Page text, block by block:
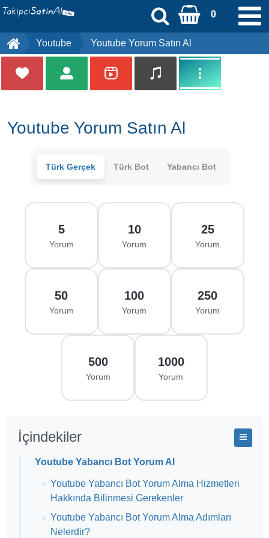
0
Kayıt Ol
Üye Girişi
Ödeme Bildirimi
İletişim
Youtube Youtube Yorum Satın Al
Youtube Yorum Satın Al
Türk Gerçek Türk Bot Yabancı Bot
5
Yorum
10
Yorum
25
Yorum
50
Yorum
100
Yorum
250
Yorum
500
Yorum
1000
Yorum
İçindekiler
Youtube Yabancı Bot Yorum Al
Youtube Yabancı Bot Yorum Alma Hizmetleri
Hakkında Bilinmesi Gerekenler
Youtube Yabancı Bot Yorum Alma Adımları
Nelerdir?